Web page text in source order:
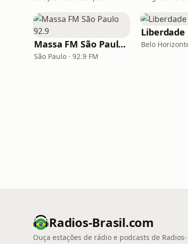
Massa FM São Paulo 92.9
São Paulo · 92.9 FM
Liberdade
Belo
Radios-Brasil.com
Ouça estações de rádio e podcasts de Radios-